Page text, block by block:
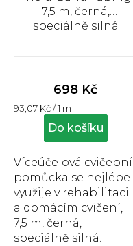
7,5 m, černá,
speciálně silná
produktu
5,0
698 Kč
Měrná
93,07 Kč / 1 m
Do košíku
Víceúčelová cvičební
pomůcka se nejlépe
využije v rehabilitaci
a domácím cvičení,
7,5 m, černá,
speciálně silná.